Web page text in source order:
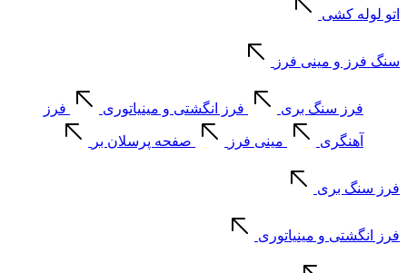
اتو لوله کشی
سنگ فرز و مینی فرز
فرز سنگ بری فرز انگشتی و مینیاتوری فرز
آهنگری مینی فرز صفحه پرسلان بر
فرز سنگ بری
فرز انگشتی و مینیاتوری